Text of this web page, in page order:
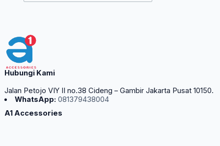
Hubungi Kami
Jalan Petojo VIY II no.38 Cideng – Gambir Jakarta Pusat 10150.
WhatsApp: 081379438004
A1 Accessories